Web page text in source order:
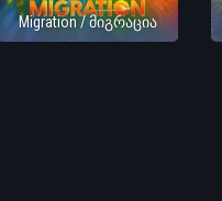
Migration / მიგრაცია